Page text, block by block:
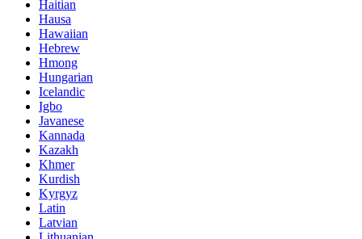
Haitian
Hausa
Hawaiian
Hebrew
Hmong
Hungarian
Icelandic
Igbo
Javanese
Kannada
Kazakh
Khmer
Kurdish
Kyrgyz
Latin
Latvian